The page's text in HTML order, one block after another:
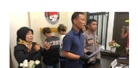
Kampanye Anti Narkoba